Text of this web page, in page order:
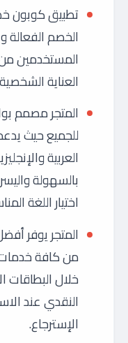
تطبيق كوبون
الخصم الفعالة
المستخدمين
العناية
المتجر مصمم
للجميع حيث
العربية
بالسهولة
اختيار اللغة
المتجر يوفر
من كافة
خلال البطاقات
النقدي عند
الإسترجاع.